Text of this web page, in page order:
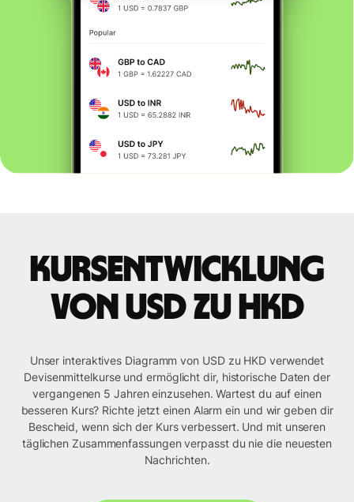
Kursentwicklung
von USD zu HKD
Unser interaktives Diagramm von USD zu HKD verwendet
Devisenmittelkurse und ermöglicht dir, historische Daten der
vergangenen 5 Jahren einzusehen. Wartest du auf einen
besseren Kurs? Richte jetzt einen Alarm ein und wir geben dir
Bescheid, wenn sich der Kurs verbessert. Und mit unseren
täglichen Zusammenfassungen verpasst du nie die neuesten
Nachrichten.